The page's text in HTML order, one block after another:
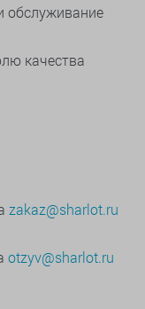
обслуживание
качества
zakaz@sharlot.ru
otzyv@sharlot.ru